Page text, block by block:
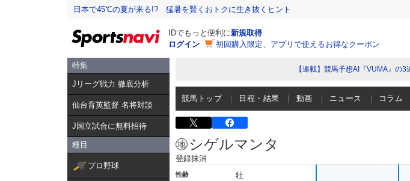
日本で45℃の夏が来る!? 猛暑を賢くおトクに生き抜くヒント
IDでもっと便利に新規取得
ログイン
初回購入限定、アプリで使えるお得なクーポン
特集
Jリーグ戦力 徹底分析
仙台育英監督 名将対談
J国立試合に無料招待
種目
プロ野球
【連載】競馬予想AI『VUMA』の3
競馬トップ 日程・結果 動画 ニュース コラム
シゲルマンタ
登録抹消
性齢 牡